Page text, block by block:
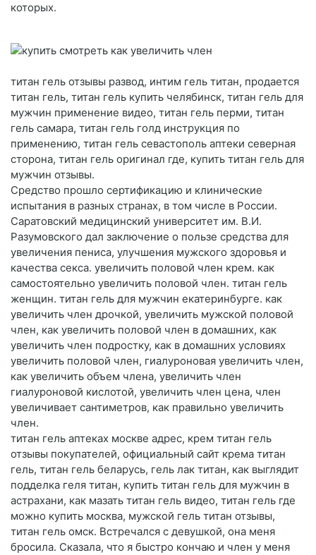
которых.
титан гель отзывы развод, интим гель титан, продается
титан гель, титан гель купить челябинск, титан гель для
мужчин применение видео, титан гель перми, титан
гель самара, титан гель голд инструкция по
применению, титан гель севастополь аптеки северная
сторона, титан гель оригинал где, купить титан гель для
мужчин отзывы.
Средство прошло сертификацию и клинические
испытания в разных странах, в том числе в России.
Саратовский медицинский университет им. В.И.
Разумовского дал заключение о пользе средства для
увеличения пениса, улучшения мужского здоровья и
качества секса. увеличить половой член крем. как
самостоятельно увеличить половой член. титан гель
женщин. титан гель для мужчин екатеринбурге. как
увеличить член дрочкой, увеличить мужской половой
член, как увеличить половой член в домашних, как
увеличить член подростку, как в домашних условиях
увеличить половой член, гиалуроновая увеличить член,
как увеличить объем члена, увеличить член
гиалуроновой кислотой, увеличить член цена, член
увеличивает сантиметров, как правильно увеличить
член.
титан гель аптеках москве адрес, крем титан гель
отзывы покупателей, официальный сайт крема титан
гель, титан гель беларусь, гель лак титан, как выглядит
подделка геля титан, купить титан гель для мужчин в
астрахани, как мазать титан гель видео, титан гель где
можно купить москва, мужской гель титан отзывы,
титан гель омск. Встречался с девушкой, она меня
бросила. Сказала, что я быстро кончаю и член у меня